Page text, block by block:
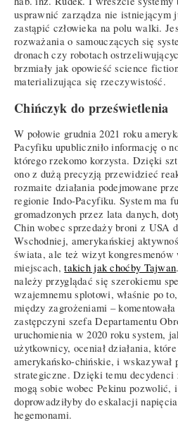
usprawnić zarządza nie istniejącym
zastąpić człowieka na polu walki.
rozważania o samouczących się
dronach czy robotach
brzmiały jak opowieść science
materializująca się rzeczywistość.
Chińczyk do prześwietlenia
W połowie grudnia 2021 roku
Pacyfiku upubliczniło informację o
którego rzekomo korzysta. Dzięki
ono z dużą precyzją przewidzieć
rozmaite działania podejmowane
regionie Indo-Pacyfiku. System ma
gromadzonych przez lata danych,
Chin wobec sprzedaży broni z USA
Wschodniej, amerykańskiej
świata, ale też wizyt
miejscach,takich jak choćby Tajwan
należy przyglądać się szerokiemu
wzajemnemu splotowi, właśnie po
między zagrożeniami –
zastępczyni szefa Departamentu
uruchomienia w 2020 roku system,
użytkownicy, oceniał działania,
amerykańsko-chińskie, i wskazywał
strategiczne. Dzięki temu
mogą sobie wobec Pekinu
doprowadziłyby do eskalacji
hegemonami.